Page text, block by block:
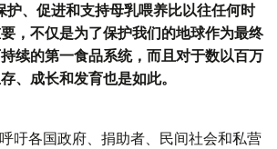
护、促进和支持母乳喂养比以往任何时
，不仅是为了保护我们的地球作为最终
续的第一食品系统，而且对于数以百万
、成长和发育也是如此。
吁各国政府、捐助者、民间社会和私营